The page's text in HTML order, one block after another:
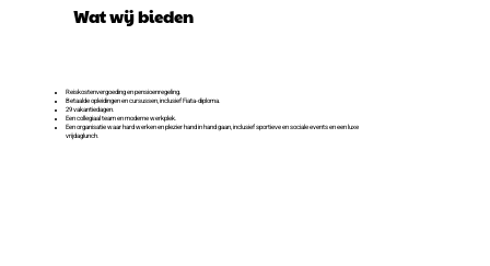
Wat wij bieden
Reiskostenvergoeding en pensioenregeling.
Betaalde opleidingen en cursussen, inclusief Fiata-diploma.
29 vakantiedagen.
Een collegiaal team en moderne werkplek.
Een organisatie waar hard werken en plezier hand in hand gaan, inclusief sportieve en sociale events en een luxe
vrijdaglunch.